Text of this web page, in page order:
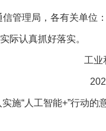
管理局，各有关单位：
认真抓好落实。
工业
“人工智能+”行动的